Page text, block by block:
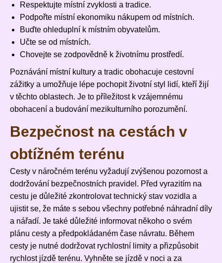
Respektujte místní zvyklosti a tradice.
Podpořte místní ekonomiku nákupem od místních.
Buďte ohleduplní k místním obyvatelům.
Učte se od místních.
Chovejte se zodpovědně k životnímu prostředí.
Poznávání místní kultury a tradic obohacuje cestovní
zážitky a umožňuje lépe pochopit životní styl lidí, kteří žijí
v těchto oblastech. Je to příležitost k vzájemnému
obohacení a budování mezikulturního porozumění.
Bezpečnost na cestách v
obtížném terénu
Cesty v náročném terénu vyžadují zvýšenou pozornost a
dodržování bezpečnostních pravidel. Před vyrazitím na
cestu je důležité zkontrolovat technický stav vozidla a
ujistit se, že máte s sebou všechny potřebné náhradní díly
a nářadí. Je také důležité informovat někoho o svém
plánu cesty a předpokládaném čase návratu. Během
cesty je nutné dodržovat rychlostní limity a přizpůsobit
rychlost jízdě terénu. Vyhněte se jízdě v noci a za